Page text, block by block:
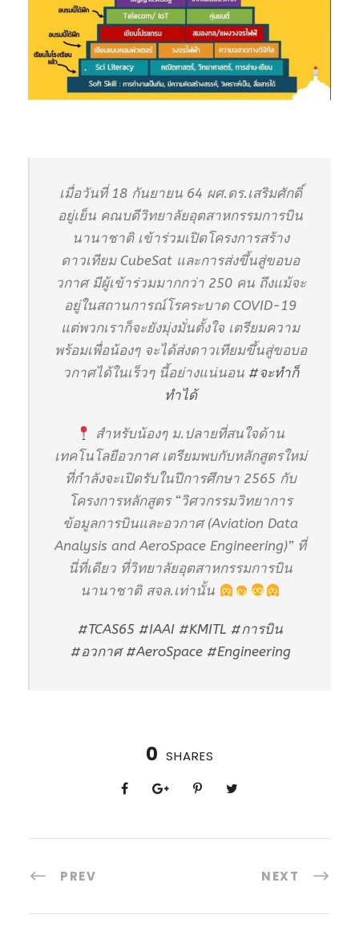
เมื่อวันที่ 18 กันยายน 64 ผศ.ดร.เสริมศักดิ์
อยู่เย็น คณบดีวิทยาลัยอุตสาหกรรมการบิน
นานาชาติ เข้าร่วมเปิดโครงการสร้าง
ดาวเทียม CubeSat และการส่งขึ้นสู่ขอบอ
วกาศ มีผู้เข้าร่วมมากกว่า 250 คน ถึงแม้จะ
อยู่ในสถานการณ์โรคระบาด COVID-19
แต่พวกเราก็จะยังมุ่งมั่นตั้งใจ เตรียมความ
พร้อมเพื่อน้องๆ จะได้ส่งดาวเทียมขึ้นสู่ขอบอ
วกาศได้ในเร็วๆ นี้อย่างแน่นอน #จะทำก็
ทำได้
สำหรับน้องๆ ม.ปลายที่สนใจด้าน
เทคโนโลยีอวกาศ เตรียมพบกับหลักสูตรใหม่
ที่กำลังจะเปิดรับในปีการศึกษา 2565 กับ
โครงการหลักสูตร “วิศวกรรมวิทยาการ
ข้อมูลการบินและอวกาศ (Aviation Data
Analysis and AeroSpace Engineering)” ที่
นี่ที่เดียว ที่วิทยาลัยอุตสาหกรรมการบิน
นานาชาติ สจล.เท่านั้น
#TCAS65 #IAAI #KMITL #การบิน
#อวกาศ #AeroSpace #Engineering
0 SHARES
PREV NEXT